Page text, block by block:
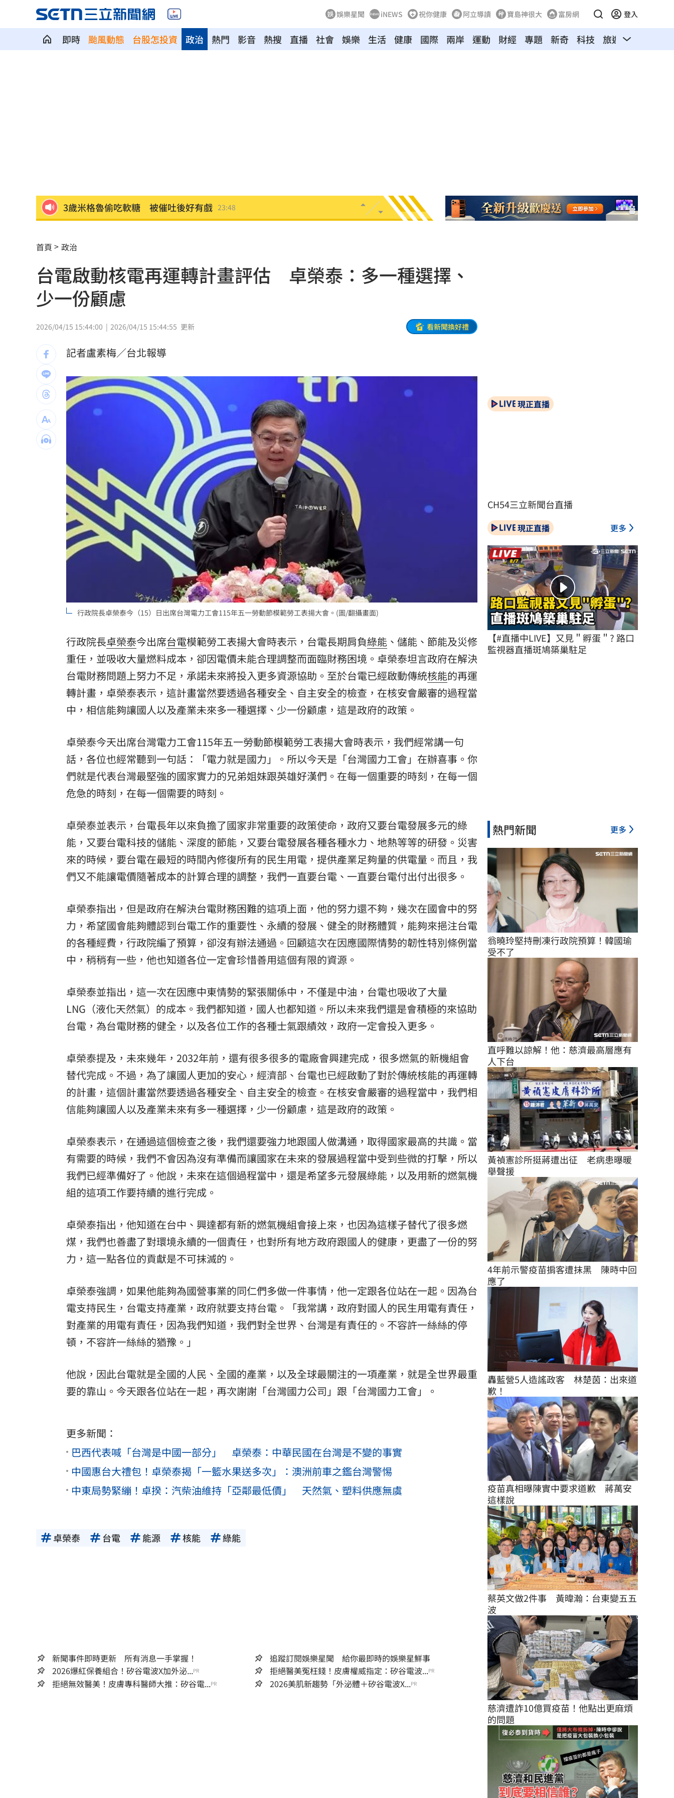
娛樂星聞 iNEWS 祝你健康 阿立導讀 寶島神很大 富房網 登入
即時 颱風動態 台股怎投資 熱門 影音 熱搜 直播
政治 社會 娛樂 生活 健康 國際 兩岸 運動 財經 專題 新奇 科技 旅遊 汽車
3歲米格魯偷吃軟糖 被催吐後好有戲 23:48
南港Lalaport鷹架坍塌！3櫃位暫停營業
疊單計薪遭控違法 UberEats都說了 23:33
北市教育局再喊虐童案遭渲染！林月琴開嗆
白海豚「一路搖擺」！週末各地風雨時程曝
兆基前董座聲押禁見 林佑任200萬交保
跨縣市「送肉粽」碰音樂節！遊客正面迎煞
挺蘇巧慧！回顧蔡英文新北寫下1驚人紀錄 23:18
勝騎士7局失2分好投 兄弟本季澄清湖首勝 23:15
大盤回神誰最猛？18檔台股ETF失土收復 23:07
自癒能力超群？柯P才拄拐杖 隔天能跳 23:07
兆基債務風暴！李建成遭當庭逮補聲押禁見
父逝世也不敢回家！男殺友後躲深山21年 22:55
台灣彩券開獎直播中 20:31
15:27
三立iNEWS新聞台線上直播 18:00
商場戰國來臨 台中「頂奢大道」逐漸成形 12:00
「拍片人的多重宇宙」職涯論壇9/12登場！
8國球員齊聚高雄 Formosa 7s掀足球熱潮 10:00
理想混蛋號召粉絲跨海追星吃美食！ 18:15
首頁 政治
台電啟動核電再運轉計畫評估 卓榮泰：多一種選擇、
少一份顧慮
2026/04/15 15:44:00 2026/04/15 15:44:55 更新 看新聞換好禮
記者盧素梅／台北報導
行政院長卓榮泰今（15）日出席台灣電力工會115年五一勞動節模範勞工表揚大會。(圖/翻攝畫面)
行政院長卓榮泰今出席台電模範勞工表揚大會時表示，台電長期肩負綠能 、儲能、節能及災修
重任，並吸收大量燃料成本，卻因電價未能合理調整而面臨財務困境。卓榮泰坦言政府在解決
台電財務問題上努力不足，承諾未來將投入更多資源協助。至於台電已經啟動傳統核能的再運
轉計畫，卓榮泰表示，這計畫當然要透過各種安全、自主安全的檢查，在核安會嚴審的過程當
中，相信能夠讓國人以及產業未來多一種選擇、少一份顧慮，這是政府的政策。
卓榮泰今天出席台灣電力工會115年五一勞動節模範勞工表揚大會時表示，我們經常講一句
話，各位也經常聽到一句話：「電力就是國力」。所以今天是「台灣國力工會」在辦喜事。你
們就是代表台灣最堅強的國家實力的兄弟姐妹跟英雄好漢們。在每一個重要的時刻，在每一個
危急的時刻，在每一個需要的時刻。
卓榮泰並表示，台電長年以來負擔了國家非常重要的政策使命，政府又要台電發展多元的綠
能，又要台電科技的儲能、深度的節能，又要台電發展各種各種水力、地熱等等的研發。災害
來的時候，要台電在最短的時間內修復所有的民生用電，提供產業足夠量的供電量。而且，我
們又不能讓電價隨著成本的計算合理的調整，我們一直要台電、一直要台電付出付出很多。
卓榮泰指出，但是政府在解決台電財務困難的這項上面，他的努力還不夠，幾次在國會中的努
力，希望國會能夠體認到台電工作的重要性、永續的發展、健全的財務體質，能夠來挹注台電
的各種經費，行政院編了預算，卻沒有辦法通過。回顧這次在因應國際情勢的韌性特別條例當
中，稍稍有一些，他也知道各位一定會珍惜善用這個有限的資源。
卓榮泰並指出，這一次在因應中東情勢的緊張關係中，不僅是中油，台電也吸收了大量
LNG（液化天然氣）的成本。我們都知道，國人也都知道。所以未來我們還是會積極的來協助
台電，為台電財務的健全，以及各位工作的各種士氣跟績效，政府一定會投入更多。
卓榮泰提及，未來幾年，2032年前，還有很多很多的電廠會興建完成，很多燃氣的新機組會
替代完成。不過，為了讓國人更加的安心，經濟部、台電也已經啟動了對於傳統核能的再運轉
的計畫，這個計畫當然要透過各種安全、自主安全的檢查。在核安會嚴審的過程當中，我們相
信能夠讓國人以及產業未來有多一種選擇，少一份顧慮，這是政府的政策。
卓榮泰表示，在通過這個檢查之後，我們還要強力地跟國人做溝通，取得國家最高的共識。當
有需要的時候，我們不會因為沒有準備而讓國家在未來的發展過程當中受到些微的打擊，所以
我們已經準備好了。他說，未來在這個過程當中，還是希望多元發展綠能，以及用新的燃氣機
組的這項工作要持續的進行完成。
卓榮泰指出，他知道在台中、興達都有新的燃氣機組會接上來，也因為這樣子替代了很多燃
煤，我們也善盡了對環境永續的一個責任，也對所有地方政府跟國人的健康，更盡了一份的努
力，這一點各位的貢獻是不可抹滅的。
卓榮泰強調，如果他能夠為國營事業的同仁們多做一件事情，他一定跟各位站在一起。因為台
電支持民生，台電支持產業，政府就要支持台電。「我常講，政府對國人的民生用電有責任，
對產業的用電有責任，因為我們知道，我們對全世界、台灣是有責任的。不容許一絲絲的停
頓，不容許一絲絲的猶豫。」
他說，因此台電就是全國的人民、全國的產業，以及全球最關注的一項產業，就是全世界最重
要的靠山。今天跟各位站在一起，再次謝謝「台灣國力公司」跟「台灣國力工會」。
更多新聞：
巴西代表喊「台灣是中國一部分」 卓榮泰：中華民國在台灣是不變的事實
中國惠台大禮包！卓榮泰揭「一籃水果送多次」：澳洲前車之鑑台灣警惕
中東局勢緊繃！卓揆：汽柴油維持「亞鄰最低價」 天然氣、塑料供應無虞
卓榮泰 台電 能源 核能 綠能
新聞事件即時更新 所有消息一手掌握！
追蹤訂閱娛樂星聞 給你最即時的娛樂星鮮事
2026爆紅保養組合！矽谷電波X加外泌...PR 拒絕醫美冤枉錢！皮膚權威指定：矽谷電波...PR
拒絕無效醫美！皮膚專科醫師大推：矽谷電...PR 2026美肌新趨勢「外泌體＋矽谷電波X...PR
現正直播
CH54三立新聞台直播
現正直播 更多
【#直播中LIVE】又見＂孵蛋＂? 路口
監視器直播斑鳩築巢駐足
熱門新聞 更多
翁曉玲堅持刪凍行政院預算！韓國瑜
受不了
直呼難以諒解！他：慈濟最高層應有
人下台
黃禎憲診所挺蔣遭出征　老病患曝暖
舉聲援
4年前示警疫苗掮客遭抹黑　陳時中回
應了
轟藍營5人造謠政客　林楚茵：出來道
歉！
疫苗真相曝陳實中要求道歉　蔣萬安
這樣說
蔡英文做2件事　黃暐瀚：台東變五五
波
慈濟遭詐10億買疫苗！他點出更麻煩
的問題